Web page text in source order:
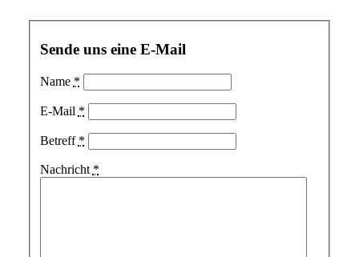
Sende uns eine E-Mail
Name *
E-Mail *
Betreff *
Nachricht *